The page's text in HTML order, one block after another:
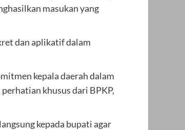
masukan yang
dan aplikatif dalam
kepala daerah dalam
khusus dari BPKP,
kepada bupati agar